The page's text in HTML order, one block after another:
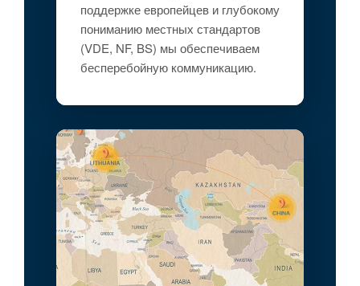
поддержке европейцев и глубокому
пониманию местных стандартов
(VDE, NF, BS) мы обеспечиваем
бесперебойную коммуникацию.